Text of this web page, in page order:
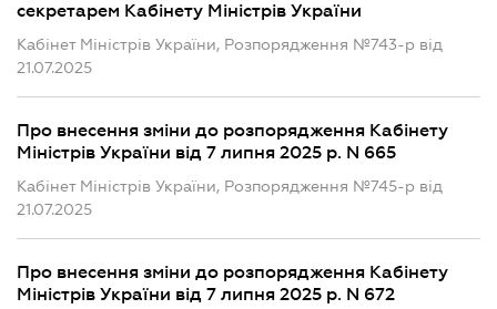
секретарем Кабінету Міністрів України
Кабінет Міністрів України, Розпорядження №743-р від
21.07.2025
Про внесення зміни до розпорядження Кабінету
Міністрів України від 7 липня 2025 р. N 665
Кабінет Міністрів України, Розпорядження №745-р від
21.07.2025
Про внесення зміни до розпорядження Кабінету
Міністрів України від 7 липня 2025 р. N 672